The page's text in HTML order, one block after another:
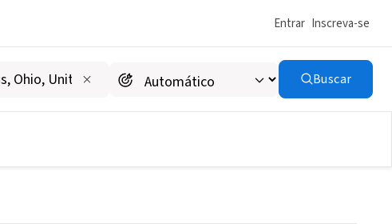
Entrar Inscreva-se
Buscar